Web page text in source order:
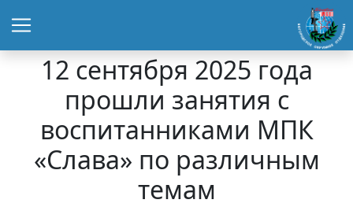
12 сентября 2025 года
прошли занятия с
воспитанниками МПК
«Слава» по различным
темам